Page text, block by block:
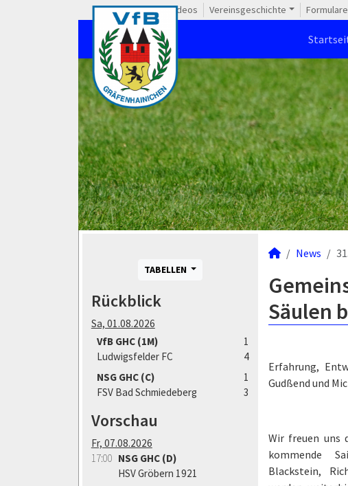
Videos Vereinsgeschichte Formulare
TABELLEN
Rückblick
Sa, 01.08.2026
VfB GHC (1M)
1
Ludwigsfelder FC
4
NSG GHC (C)
1
FSV Bad Schmiedeberg
3
Vorschau
Fr, 07.08.2026
17:00 NSG GHC (D)
HSV Gröbern 1921
News
Säulen
Erfahrung,
Gudßend und
Wir freuen uns
kommende
Blackstein,